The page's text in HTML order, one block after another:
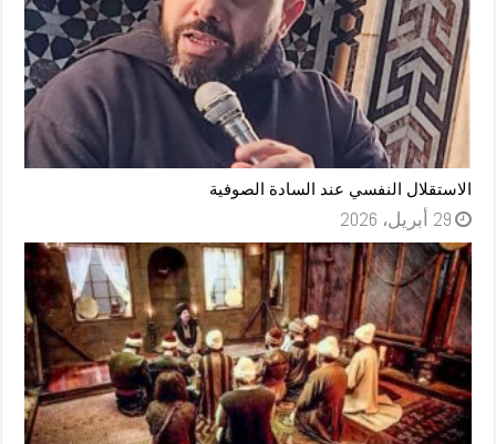
الاستقلال النفسي عند السادة الصوفية
29 أبريل، 2026